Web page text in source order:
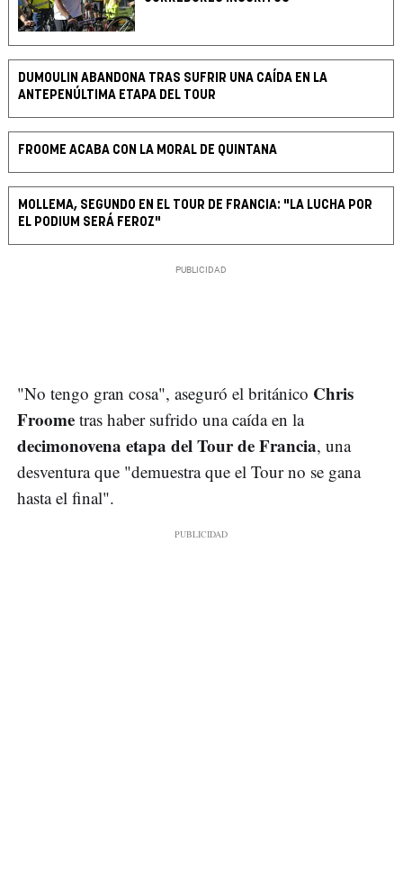
DUMOULIN ABANDONA TRAS SUFRIR UNA CAÍDA EN LA
ANTEPENÚLTIMA ETAPA DEL TOUR
FROOME ACABA CON LA MORAL DE QUINTANA
MOLLEMA, SEGUNDO EN EL TOUR DE FRANCIA: "LA LUCHA POR
EL PODIUM SERÁ FEROZ"
"No tengo gran cosa", aseguró el británico Chris
Froome tras haber sufrido una caída en la
decimonovena etapa del Tour de Francia, una
desventura que "demuestra que el Tour no se gana
hasta el final".